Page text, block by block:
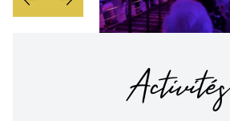
Activités